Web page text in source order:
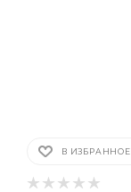
В ИЗБРАННОЕ